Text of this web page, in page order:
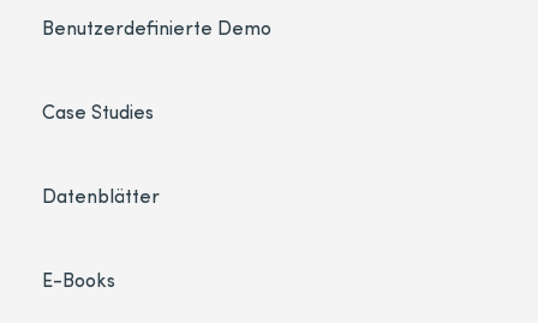
Benutzerdefinierte Demo
Case Studies
Datenblätter
E-Books